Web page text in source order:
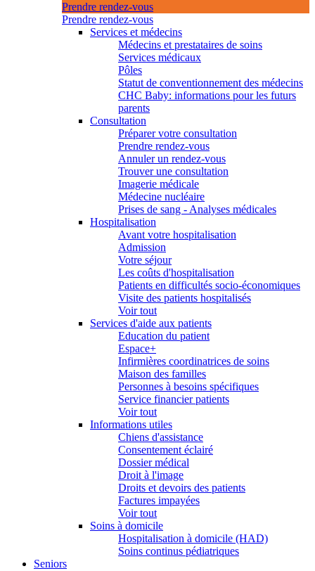
Prendre rendez-vous
Prendre rendez-vous
Services et médecins
Médecins et prestataires de soins
Services médicaux
Pôles
Statut de conventionnement des médecins
CHC Baby: informations pour les futurs
parents
Consultation
Préparer votre consultation
Prendre rendez-vous
Annuler un rendez-vous
Trouver une consultation
Imagerie médicale
Médecine nucléaire
Prises de sang - Analyses médicales
Hospitalisation
Avant votre hospitalisation
Admission
Votre séjour
Les coûts d'hospitalisation
Patients en difficultés socio-économiques
Visite des patients hospitalisés
Voir tout
Services d'aide aux patients
Education du patient
Espace+
Infirmières coordinatrices de soins
Maison des familles
Personnes à besoins spécifiques
Service financier patients
Voir tout
Informations utiles
Chiens d'assistance
Consentement éclairé
Dossier médical
Droit à l'image
Droits et devoirs des patients
Factures impayées
Voir tout
Soins à domicile
Hospitalisation à domicile (HAD)
Soins continus pédiatriques
Seniors